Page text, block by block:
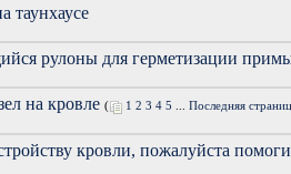
таунхаусе
рулоны для герметизации
на кровле ( 1 2 3 4 5
Последняя
кровли, пожалуйста